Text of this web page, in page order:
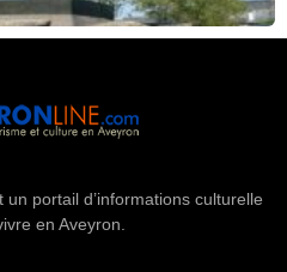
portail d’informations culturelle
en Aveyron.